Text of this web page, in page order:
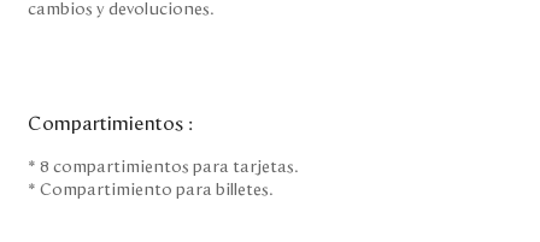
cambios y devoluciones.
Compartimientos :
* 8 compartimientos para tarjetas.
* Compartimiento para billetes.